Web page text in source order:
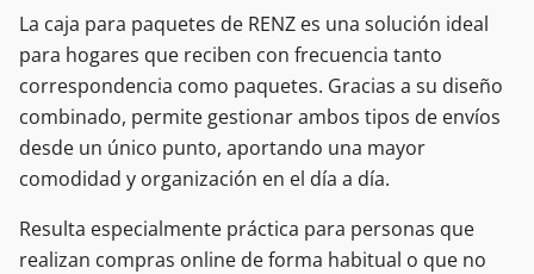
La caja para paquetes de RENZ es una solución ideal
para hogares que reciben con frecuencia tanto
correspondencia como paquetes. Gracias a su diseño
combinado, permite gestionar ambos tipos de envíos
desde un único punto, aportando una mayor
comodidad y organización en el día a día.
Resulta especialmente práctica para personas que
realizan compras online de forma habitual o que no